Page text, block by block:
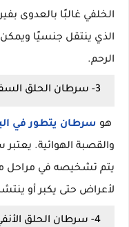
الذي ينتقل جنسيًا
الرحم.
3- سرطان الحلق السفلي Hypopharyngeal cancer:
هو سرطان يتطور في
والقصبة الهوائية. يعتبر
يتم تشخيصه في مراحل
لأعراض حتى يكبر أو
4- سرطان الحلق الأنفي Nasopharyngeal cancer: